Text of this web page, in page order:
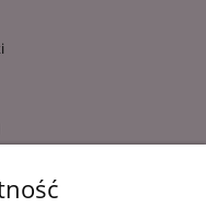
PIELĘGANCJI